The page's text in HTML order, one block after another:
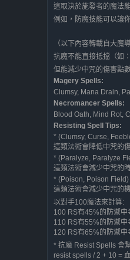
這取決於施發者的魔法
例如，防魔技能可以讓
（以下內容轉載自大魔
抗魔不能直接抵擋（如
但能減少中咒的傷害點
Magery Spells:
Clumsy, Mana Drain,
Necromancer Spells:
Blood Oath, Mind Rot,
Resisting Spell Tips:
* (Clumsy, Curse,
這類法術會降低中咒的
* (Paralyze, Paralyze
這類法術會減少中咒的
* (Poison, Poison Field)
這類法術會減少中咒的
以對手100魔法來計算:
100 RS有45%的防禦中
110 RS有55%的防禦中
120 RS有65%的防禦中
* 抗魔 Resist Spells 會
resist spells / 2 + 10 =